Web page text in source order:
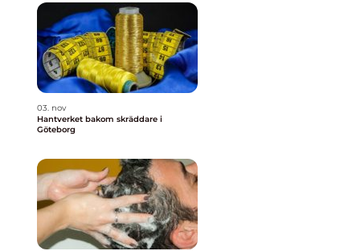
03. nov
Hantverket bakom skräddare i
Göteborg